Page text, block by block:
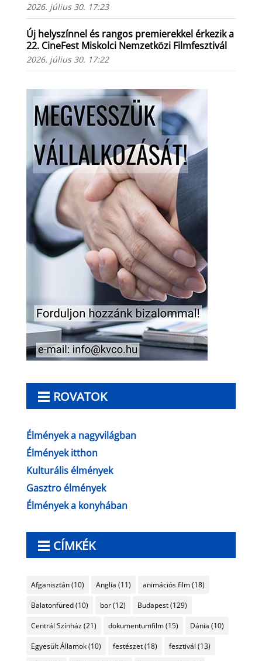
2026. július 30. 17:23
Új helyszínnel és rangos premierekkel érkezik a
22. CineFest Miskolci Nemzetközi Filmfesztivál
2026. július 30. 17:22
ROVATOK
Élmények a nagyvilágban
Élmények itthon
Kulturális élmények
Gasztro élmények
Élmények a konyhában
CÍMKÉK
Afganisztán(10) Anglia (11) animációs film(18)
Balatonfüred(10) bor(12) Budapest(129)
Centrál Színház(21) dokumentumfilm(15) Dánia (10)
Egyesült Államok(10) festészet(18) fesztivál (13)